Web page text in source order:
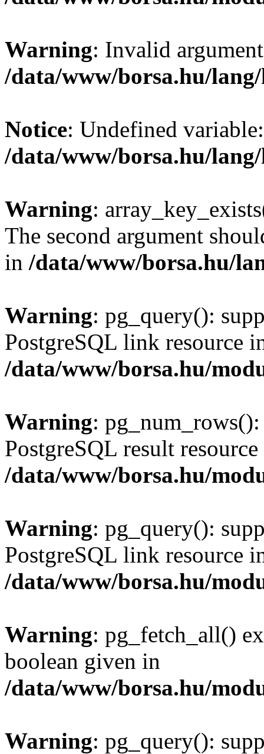
Warning: Invalid
/data/www/borsa.hu/
Notice: Undefined
/data/www/borsa.hu/
Warning:
The second argument
in /data/www/borsa.hu/
Warning: pg_query():
PostgreSQL link resource
/data/www/borsa.hu/
Warning:
PostgreSQL result
/data/www/borsa.hu/
Warning: pg_query():
PostgreSQL link resource
/data/www/borsa.hu/
Warning: pg_fetch_all()
boolean given in
/data/www/borsa.hu/
Warning: pg_query():